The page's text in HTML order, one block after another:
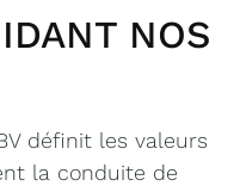
NOS
définit les valeurs
la conduite de